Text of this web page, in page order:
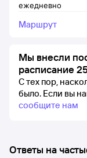
ежедневно
Маршрут
Мы внесли
расписание
С тех пор,
было. Если вы
сообщите нам
Ответы на